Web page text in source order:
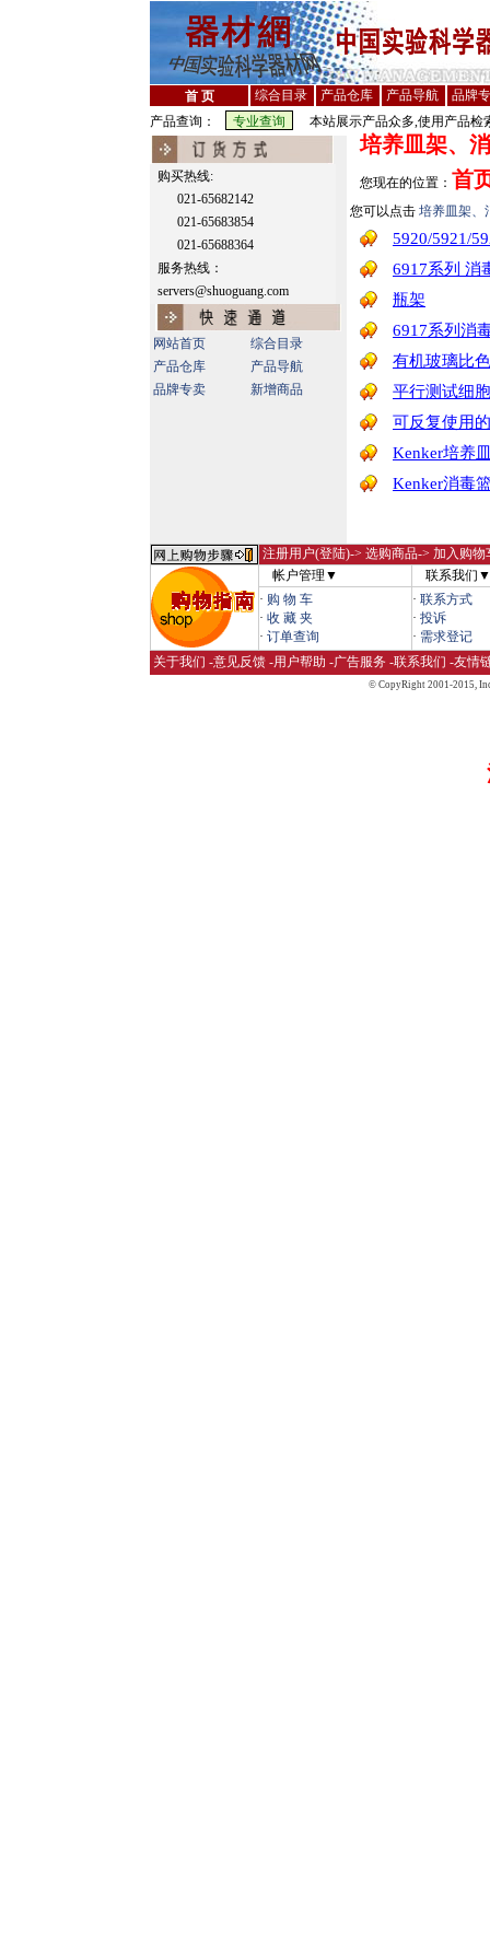
首 页 综合目录 产品仓库 产品导航
品牌
产品查询：
本站展示产品众多,使用产品检
购买热线:
021-65682142
021-65683854
021-65688364
服务热线：
servers@shuoguang.com
网站首页
综合目录
产品仓库
产品导航
品牌专卖
新增商品
培养皿架、
您现在的位置： 首
您可以点击 培养皿架、
5920/5921/
6917系列 消
瓶架
6917系列消
有机玻璃比
平行测试细
可反复使用
Kenker培养
Kenker消毒
注册用户(登陆)-> 选购商品-> 加入购
帐户管理▼
联系我们▼
· 购 物 车
· 收 藏 夹
· 订单查询
· 联系方式
· 投诉
· 需求登记
关于我们 -意见反馈 -用户帮助 -广告服务 -联系我们 -友情
© CopyRight 2001-2015,